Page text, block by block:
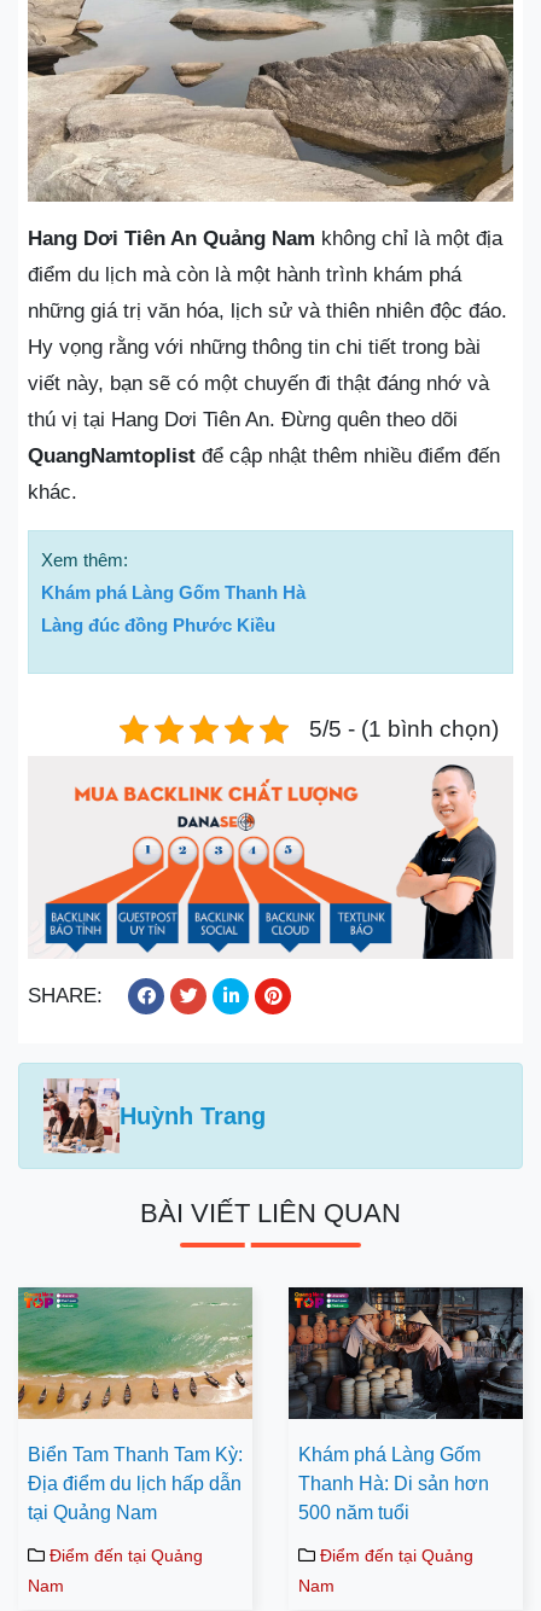
Hang Dơi Tiên An Quảng Nam không chỉ là một địa
điểm du lịch mà còn là một hành trình khám phá
những giá trị văn hóa, lịch sử và thiên nhiên độc đáo.
Hy vọng rằng với những thông tin chi tiết trong bài
viết này, bạn sẽ có một chuyến đi thật đáng nhớ và
thú vị tại Hang Dơi Tiên An. Đừng quên theo dõi
QuangNamtoplist để cập nhật thêm nhiều điểm đến
khác.
Xem thêm:
Khám phá Làng Gốm Thanh Hà
Làng đúc đồng Phước Kiều
5/5 - (1 bình chọn)
SHARE:
Huỳnh Trang
BÀI VIẾT LIÊN QUAN
Biển Tam Thanh Tam Kỳ:
Địa điểm du lịch hấp dẫn
tại Quảng Nam
Điểm đến tại Quảng
Nam
Khám phá Làng Gốm
Thanh Hà: Di sản hơn
500 năm tuổi
Điểm đến tại Quảng
Nam